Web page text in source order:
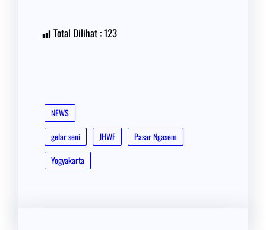
Total Dilihat :123
NEWS
gelar seni
JHWF
Pasar Ngasem
Yogyakarta